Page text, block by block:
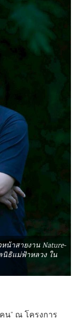
น้าสายงาน Nature-
ลนิธิแม่ฟ้าหลวง ใน
น” ณ โครงการ